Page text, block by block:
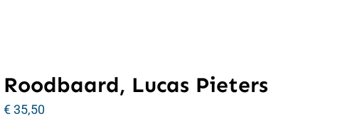
Roodbaard, Lucas Pieters
€35,50